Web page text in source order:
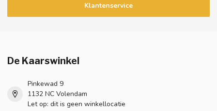
Klantenservice
De Kaarswinkel
Pinkewad 9
1132 NC Volendam
Let op: dit is geen winkellocatie